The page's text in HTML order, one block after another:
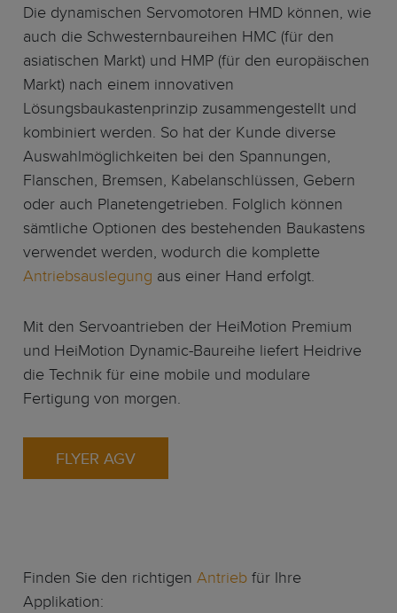
Die dynamischen Servomotoren HMD können, wie
auch die Schwesternbaureihen HMC (für den
asiatischen Markt) und HMP (für den europäischen
Markt) nach einem innovativen
Lösungsbaukastenprinzip zusammengestellt und
kombiniert werden. So hat der Kunde diverse
Auswahlmöglichkeiten bei den Spannungen,
Flanschen, Bremsen, Kabelanschlüssen, Gebern
oder auch Planetengetrieben. Folglich können
sämtliche Optionen des bestehenden Baukastens
verwendet werden, wodurch die komplette
Antriebsauslegung aus einer Hand erfolgt.
Mit den Servoantrieben der HeiMotion Premium
und HeiMotion Dynamic-Baureihe liefert Heidrive
die Technik für eine mobile und modulare
Fertigung von morgen.
FLYER AGV
Finden Sie den richtigen Antriebfür Ihre
Applikation: